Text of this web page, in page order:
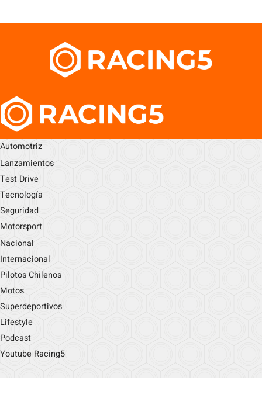
Automotriz
Lanzamientos
Test Drive
Tecnología
Seguridad
Motorsport
Nacional
Internacional
Pilotos Chilenos
Motos
Superdeportivos
Lifestyle
Podcast
Youtube Racing5